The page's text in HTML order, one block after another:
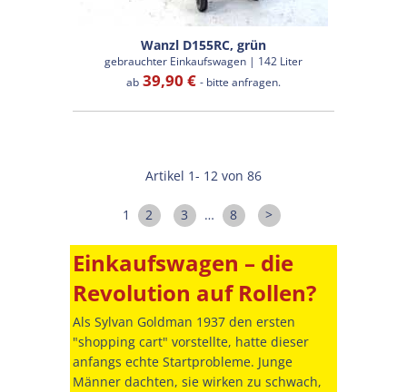
Wanzl D155RC, grün
gebrauchter Einkaufswagen | 142 Liter
ab39,90 € - bitte anfragen.
Artikel 1- 12 von 86
1 2 3 … 8 >
Einkaufswagen – die
Revolution auf Rollen?
Als Sylvan Goldman 1937 den ersten
"shopping cart" vorstellte, hatte dieser
anfangs echte Startprobleme. Junge
Männer dachten, sie wirken zu schwach,